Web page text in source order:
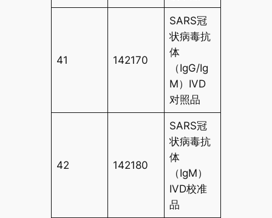
41 142170
SARS冠
状病毒抗
体
（IgG/Ig
M）IVD
对照品
42 142180
SARS冠
状病毒抗
体
（IgM）
IVD校准
品